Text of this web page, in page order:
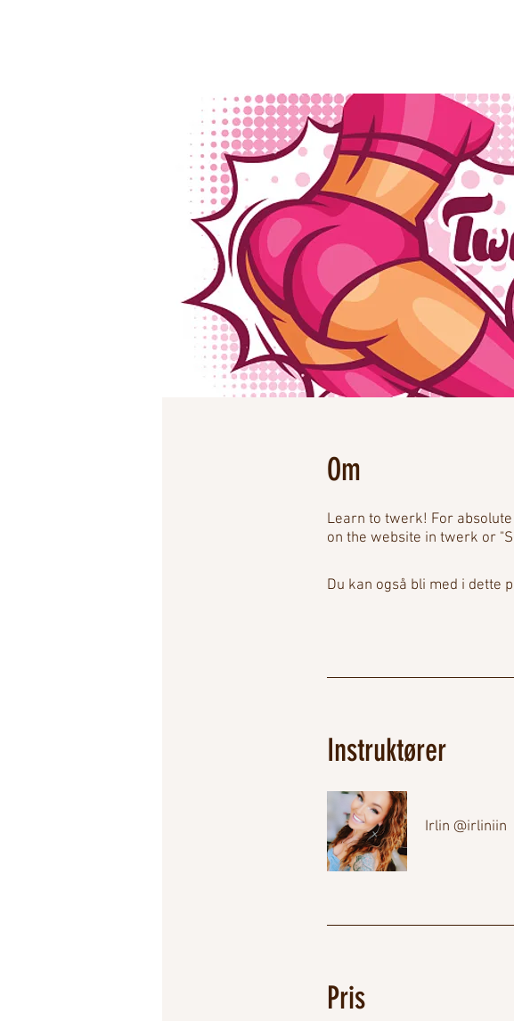
Om
Learn to twerk! For
on the website in twerk or
Du kan også bli med i dette
Instruktører
Irlin @irliniin
Pris